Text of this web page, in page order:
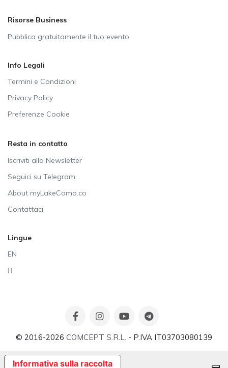
Risorse Business
Pubblica gratuitamente il tuo evento
Info Legali
Termini e Condizioni
Privacy Policy
Preferenze Cookie
Resta in contatto
Iscriviti alla Newsletter
Seguici su Telegram
About myLakeComo.co
Contattaci
Lingue
EN
IT
© 2016-2026 COMCEPT S.R.L. - P.IVA IT03703080139
Informativa sulla raccolta